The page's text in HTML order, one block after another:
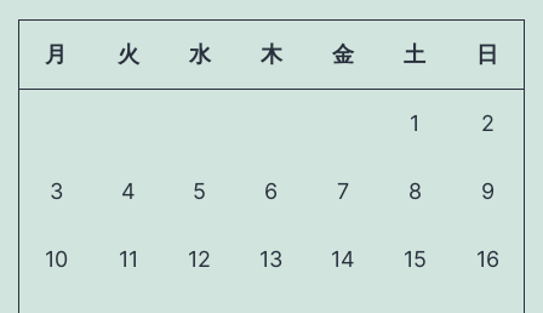
月 火 水 木 金 土 日
1 2
3 4 5 6 7 8 9
10 11 12 13 14 15 16